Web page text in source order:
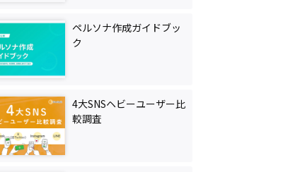
ペルソナ作成ガイドブッ
ク
4大SNSヘビーユーザー比
較調査